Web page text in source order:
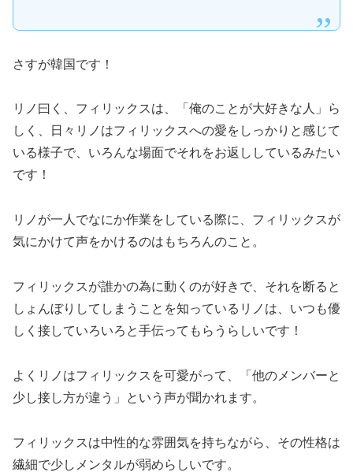
さすが韓国です！
リノ曰く、フィリックスは、「俺のことが大好きな人」ら
しく、日々リノはフィリックスへの愛をしっかりと感じて
いる様子で、いろんな場面でそれをお返ししているみたい
です！
リノが一人でなにか作業をしている際に、フィリックスが
気にかけて声をかけるのはもちろんのこと。
フィリックスが誰かの為に動くのが好きで、それを断ると
しょんぼりしてしまうことを知っているリノは、いつも優
しく接していろいろと手伝ってもらうらしいです！
よくリノはフィリックスを可愛がって、「他のメンバーと
少し接し方が違う」という声が聞かれます。
フィリックスは中性的な雰囲気を持ちながら、その性格は
繊細で少しメンタルが弱めらしいです。